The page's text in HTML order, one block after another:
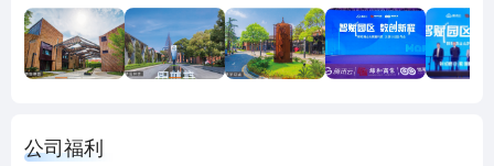
持续在中国一线城市及长三角地区加快开拓与发展的步伐。
公司福利